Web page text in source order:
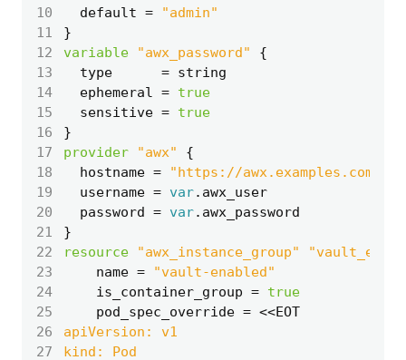
10
default =
"admin"
11
}
12
variable "awx_password"
{
13
type = string
14
ephemeral = true
15
sensitive = true
16
}
17
provider "awx"
{
18
hostname =
"https://awx.examples.com"
19
username = var. awx_user
20
password = var. awx_password
21
}
22
resource "awx_instance_group"
23
name =
"vault-enabled"
24
is_container_group = true
25
pod_spec_override = <<EOT
26
27